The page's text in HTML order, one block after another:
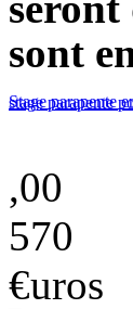
sont
stage parapente
Stage parapente
,00
570
€uros